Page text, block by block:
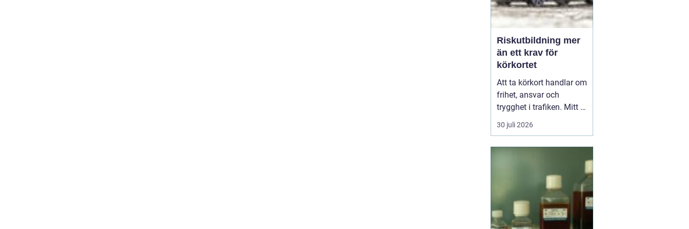
Riskutbildning mer
än ett krav för
körkortet
Att ta körkort handlar om
frihet, ansvar och
trygghet i trafiken. Mitt i
allt detta finns
riskutbildning, som
tanke: att ge blivande
förare en realistisk bild
av r...
30 juli 2026